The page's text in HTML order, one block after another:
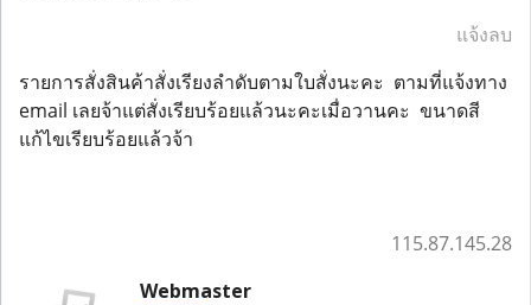
แจ้งลบ
รายการสั่งสินค้าสั่งเรียงลำดับตามใบสั่งนะคะ ตามที่แจ้งทาง
email เลยจ้าแต่สั่งเรียบร้อยแล้วนะคะเมื่อวานคะ ขนาดสี
แก้ไขเรียบร้อยแล้วจ้า
115.87.145.28
Webmaster